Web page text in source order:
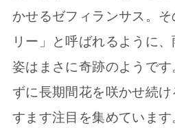
かせるゼフィランサス。
リー」と呼ばれるように
姿はまさに奇跡のようで
ずに長期間花を咲かせ続
すます注目を集めていま